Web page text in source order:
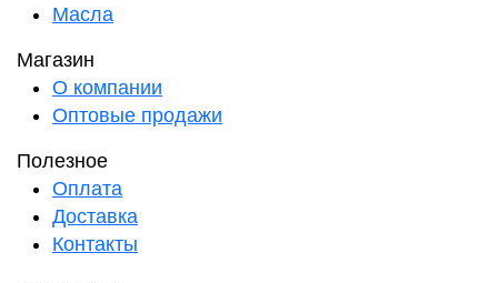
Масла
Магазин
О компании
Оптовые продажи
Полезное
Оплата
Доставка
Контакты